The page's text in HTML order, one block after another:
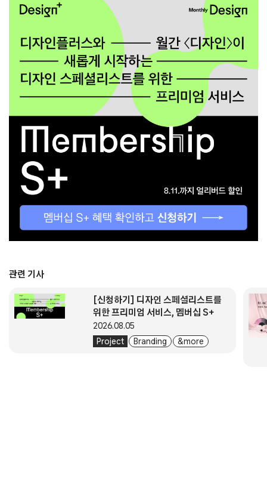
관련 기사
Project Branding & more
[신청하기] 디자인 스페셜리스트를
위한 프리미엄 서비스, 멤버십 S+
2026.08.05